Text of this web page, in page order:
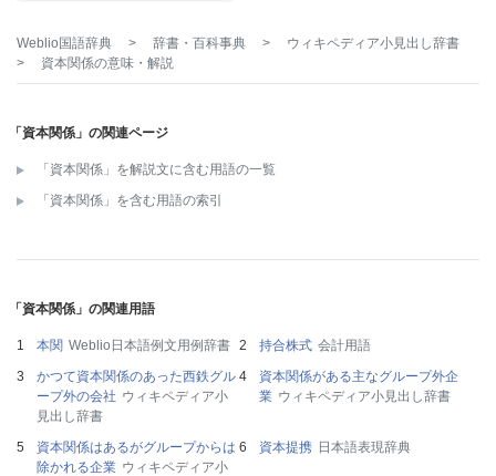
Weblio国語辞典 > 辞書・百科事典 >
ウィキペディア小見出し辞書
>
資本関係の意味・解説
「資本関係」の関連ページ
「資本関係」を解説文に含む用語の一覧
「資本関係」を含む用語の索引
「資本関係」の関連用語
本関 Weblio日本語例文用例辞書 持合株式 会計用語
かつて資本関係のあった西鉄グル
ープ外の会社 ウィキペディア小
見出し辞書
資本関係がある主なグループ外企
業 ウィキペディア小見出し辞書
資本関係はあるがグループからは
除かれる企業 ウィキペディア小
資本提携 日本語表現辞典